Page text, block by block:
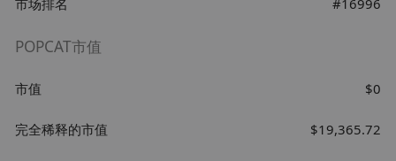
市场排名 #16996
POPCAT市值
市值 $0
完全稀释的市值 $19,365.72